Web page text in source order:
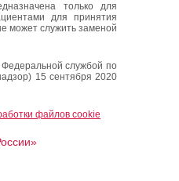
только для
для принятия
может служить заменой
службой по
15 сентября 2020
файлов cookie